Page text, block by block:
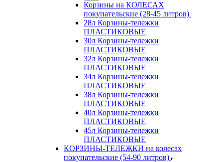
Корзины на КОЛЕСАХ
покупательские (28-45 литров)
28л Корзины-тележки
ПЛАСТИКОВЫЕ
30л Корзины-тележки
ПЛАСТИКОВЫЕ
32л Корзины-тележки
ПЛАСТИКОВЫЕ
34л Корзины-тележки
ПЛАСТИКОВЫЕ
38л Корзины-тележки
ПЛАСТИКОВЫЕ
40л Корзины-тележки
ПЛАСТИКОВЫЕ
45л Корзины-тележки
ПЛАСТИКОВЫЕ
КОРЗИНЫ-ТЕЛЕЖКИ на колесах
покупательские (54-90 литров)